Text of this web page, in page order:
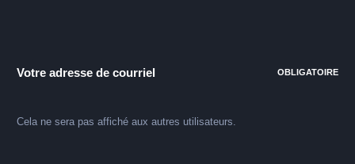
Votre adresse de courriel OBLIGATOIRE
Cela ne sera pas affiché aux autres utilisateurs.